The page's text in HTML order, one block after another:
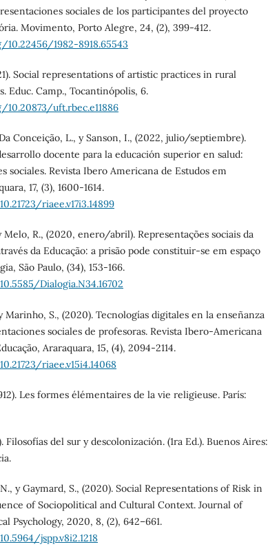
sociales de los participantes del proyecto
Movimento, Porto Alegre, 24, (2), 399-412.
1982-8918.65543
Social representations of artistic practices in rural
Educ. Camp., Tocantinópolis, 6.
uft.rbec.e11886
Conceição, L., y Sanson, I., (2022, julio/septiembre).
docente para la educación superior en salud:
sociales. Revista Ibero Americana de Estudos em
17, (3), 1600-1614.
riaee.v17i3.14899
Melo, R., (2020, enero/abril). Representações sociais da
da Educação: a prisão pode constituir-se em espaço
São Paulo, (34), 153-166.
Dialogia.N34.16702
Marinho, S., (2020). Tecnologías digitales en la enseñanza
sociales de profesoras. Revista Ibero-Americana
Araraquara, 15, (4), 2094-2114.
riaee.v15i4.14068
Les formes élémentaires de la vie religieuse. París:
Filosofías del sur y descolonización. (1ra Ed.). Buenos Aires:
y Gaymard, S., (2020). Social Representations of Risk in
of Sociopolitical and Cultural Context. Journal of
Psychology, 2020, 8, (2), 642–661.
jspp.v8i2.1218